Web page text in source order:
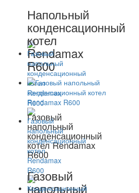
Напольный
конденсационный
котел
Rendamax
R600
Газовый
напольный
конденсационный
котел Rendamax
R600
Газовый
напольный